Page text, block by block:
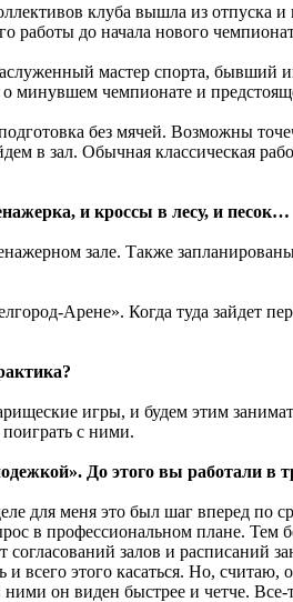
клуба вышла из отпуска
работы до начала нового
мастер спорта,
минувшем чемпионате и
без мячей. Возможны
в зал. Обычная классическая
и кроссы в лесу, и песок…
зале. Также
Арене». Когда туда зайдет
игры, и будем этим
с ними.
До этого вы работали в
для меня это был шаг вперед по
в профессиональном плане.
согласований залов и
и всего этого касаться. Но,
он виден быстрее и четче.